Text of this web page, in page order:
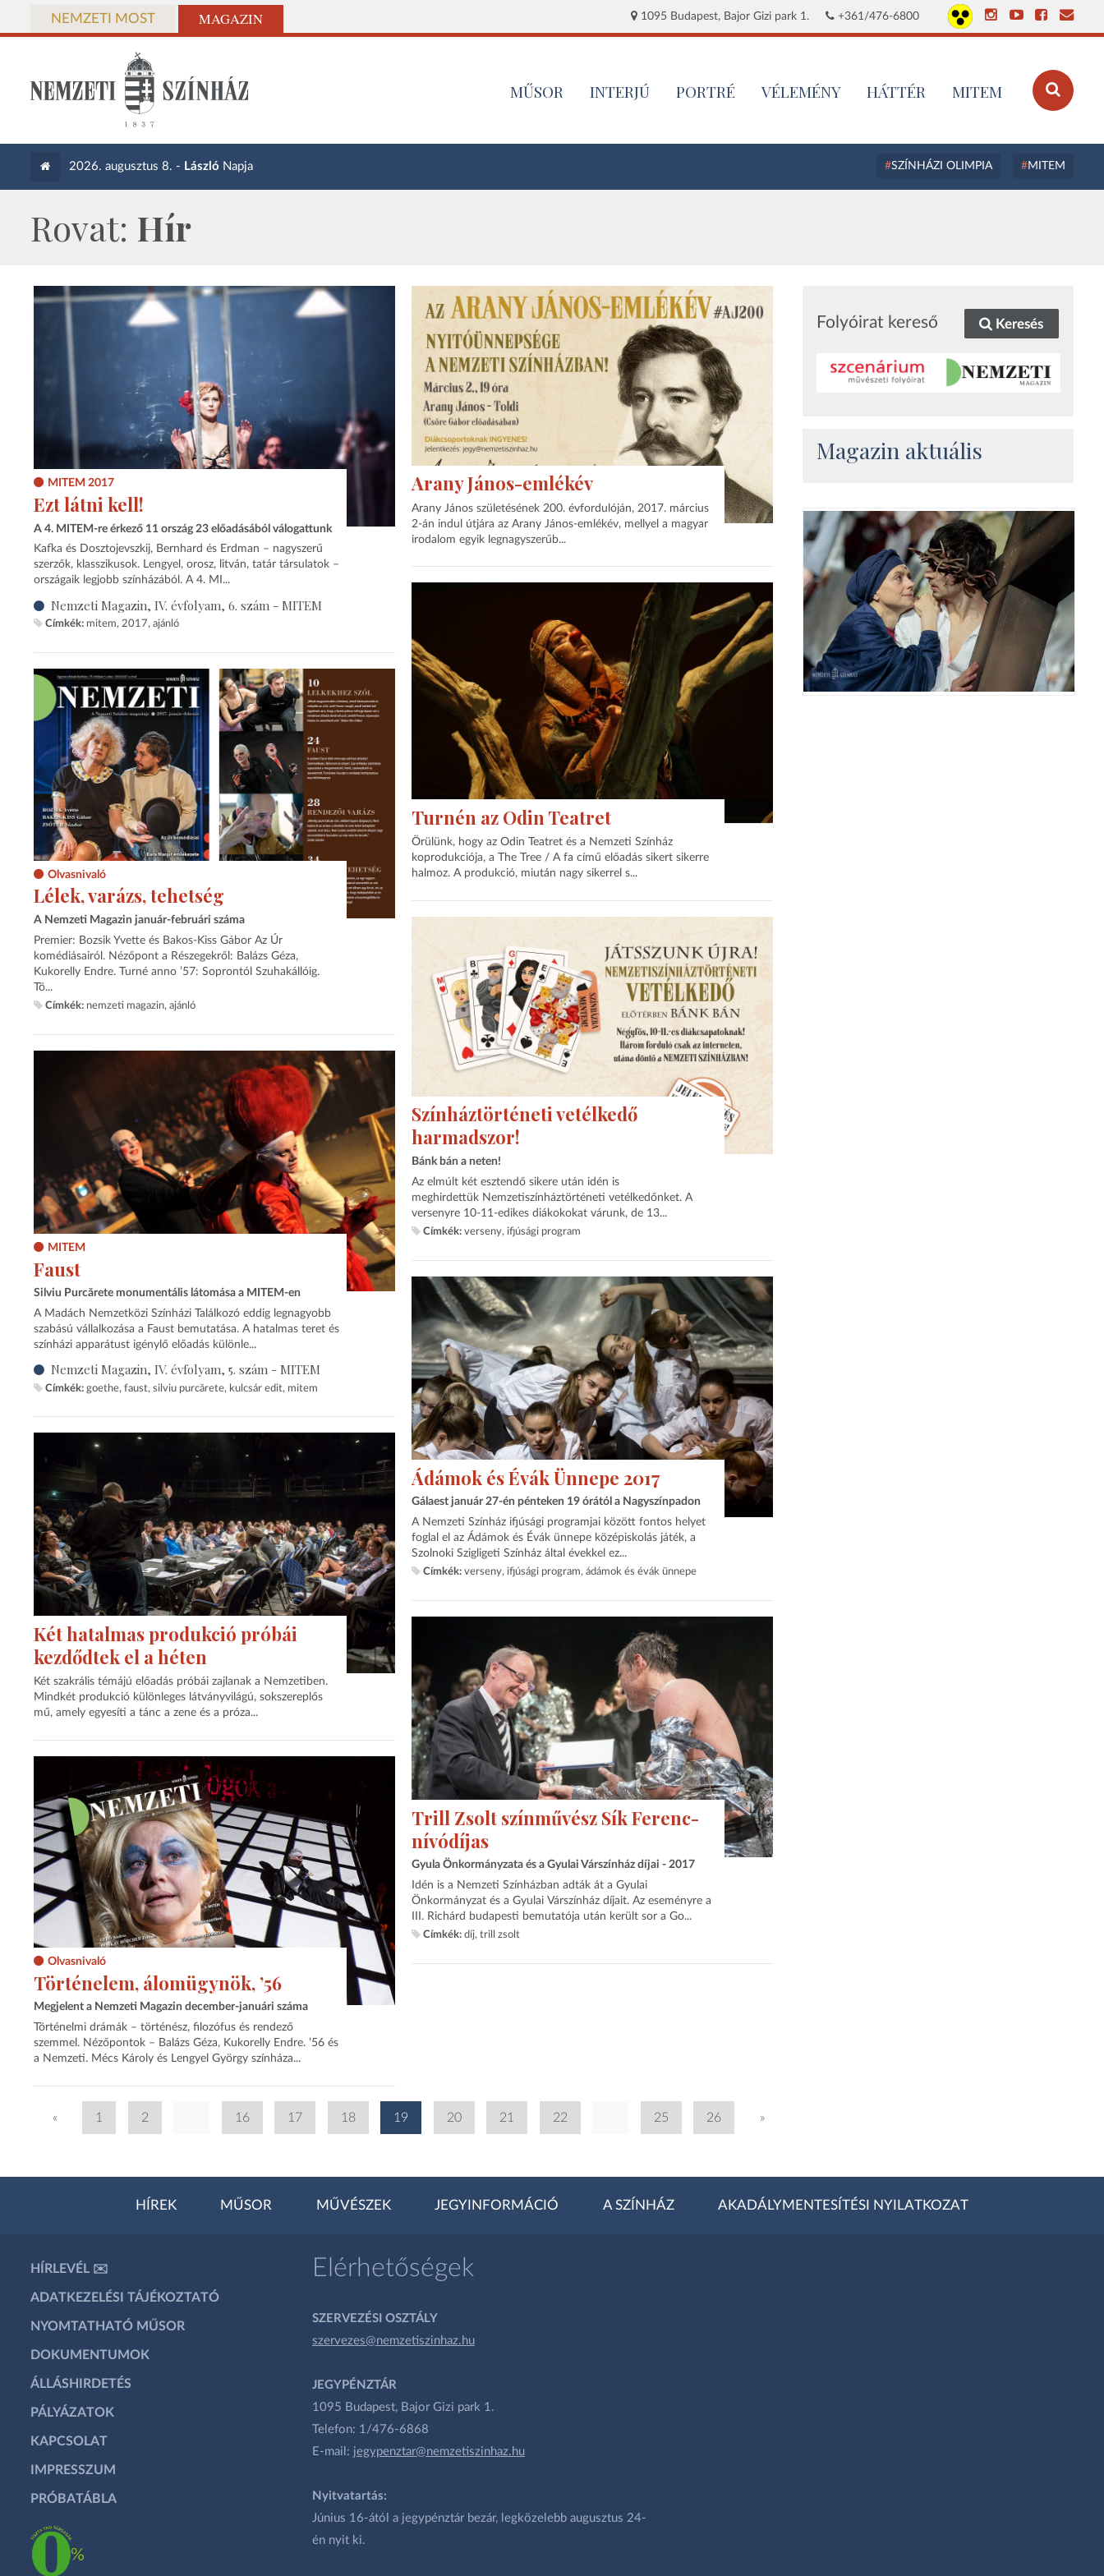
NEMZETI MOST MAGAZIN 1095 Budapest, Bajor Gizi park 1. +361/476-6800
MŰSOR INTERJÚ PORTRÉ VÉLEMÉNY HÁTTÉR MITEM
2026. augusztus 8. - László Napja SZÍNHÁZI OLIMPIA MITEM
Rovat: Hír
MITEM 2017
Ezt látni kell!
A 4. MITEM-re érkező 11 ország 23 előadásából válogattunk
Kafka és Dosztojevszkij, Bernhard és Erdman – nagyszerű
szerzők, klasszikusok. Lengyel, orosz, litván, tatár társulatok –
országaik legjobb színházából. A 4. MI...
Nemzeti Magazin, IV. évfolyam, 6. szám - MITEM
Címkék: mitem 2017 ajánló
Arany János-emlékév
Arany János születésének 200. évfordulóján, 2017. március
2-án indul útjára az Arany János-emlékév, mellyel a magyar
irodalom egyik legnagyszerűb...
Turnén az Odin Teatret
Örülünk, hogy az Odin Teatret és a Nemzeti Színház
koprodukciója, a The Tree / A fa című előadás sikert sikerre
halmoz. A produkció, miután nagy sikerrel s...
Olvasnivaló
Lélek, varázs, tehetség
A Nemzeti Magazin január-februári száma
Premier: Bozsik Yvette és Bakos-Kiss Gábor Az Úr
komédiásairól. Nézőpont a Részegekről: Balázs Géza,
Kukorelly Endre. Turné anno ’57: Soprontól Szuhakállóig.
Tö...
Címkék: nemzeti magazin ajánló
Színháztörténeti vetélkedő
harmadszor!
Bánk bán a neten!
Az elmúlt két esztendő sikere után idén is
meghirdettük Nemzetiszínháztörténeti vetélkedőnket. A
versenyre 10-11-edikes diákokokat várunk, de 13...
Címkék: verseny ifjúsági program
MITEM
Faust
Silviu Purcărete monumentális látomása a MITEM-en
A Madách Nemzetközi Színházi Találkozó eddig legnagyobb
szabású vállalkozása a Faust bemutatása. A hatalmas teret és
színházi apparátust igénylő előadás különle...
Nemzeti Magazin, IV. évfolyam, 5. szám - MITEM
Címkék: goethe faust silviu purcărete kulcsár edit mitem
Ádámok és Évák Ünnepe 2017
Gálaest január 27-én pénteken 19 órától a Nagyszínpadon
A Nemzeti Színház ifjúsági programjai között fontos helyet
foglal el az Ádámok és Évák ünnepe középiskolás játék, a
Szolnoki Szigligeti Színház által évekkel ez...
Címkék: verseny ifjúsági program ádámok és évák ünnepe
Két hatalmas produkció próbái
kezdődtek el a héten
Két szakrális témájú előadás próbái zajlanak a Nemzetiben.
Mindkét produkció különleges látványvilágú, sokszereplős
mű, amely egyesíti a tánc a zene és a próza...
Trill Zsolt színművész Sík Ferenc-
nívódíjas
Gyula Önkormányzata és a Gyulai Várszínház díjai - 2017
Idén is a Nemzeti Színházban adták át a Gyulai
Önkormányzat és a Gyulai Várszínház díjait. Az eseményre a
III. Richárd budapesti bemutatója után került sor a Go...
Címkék: díj trill zsolt
Olvasnivaló
Történelem, álomügynök, ’56
Megjelent a Nemzeti Magazin december-januári száma
Történelmi drámák – történész, filozófus és rendező
szemmel. Nézőpontok – Balázs Géza, Kukorelly Endre. ’56 és
a Nemzeti. Mécs Károly és Lengyel György színháza...
« 1 2 16 17 18 19 20 21 22 25 26 »
Folyóirat kereső Keresés
Magazin aktuális
HÍREK MŰSOR MŰVÉSZEK JEGYINFORMÁCIÓ A SZÍNHÁZ AKADÁLYMENTESÍTÉSI NYILATKOZAT
HÍRLEVÉL ✉️
ADATKEZELÉSI TÁJÉKOZTATÓ
NYOMTATHATÓ MŰSOR
DOKUMENTUMOK
ÁLLÁSHIRDETÉS
PÁLYÁZATOK
KAPCSOLAT
IMPRESSZUM
PRÓBATÁBLA
Elérhetőségek
SZERVEZÉSI OSZTÁLY
szervezes@nemzetiszinhaz.hu
JEGYPÉNZTÁR
1095 Budapest, Bajor Gizi park 1.
Telefon: 1/476-6868
E-mail: jegypenztar@nemzetiszinhaz.hu
Nyitvatartás:
Június 16-ától a jegypénztár bezár, legközelebb augusztus 24-
én nyit ki.